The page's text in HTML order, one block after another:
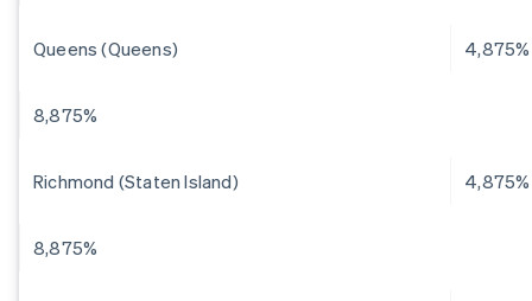
Queens (Queens) 4,875%
8,875%
Richmond (Staten Island) 4,875%
8,875%